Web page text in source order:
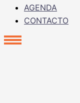
AGENDA
CONTACTO